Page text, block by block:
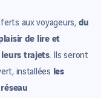
aux voyageurs,du
de lire et
trajets. Ils seront
installées les